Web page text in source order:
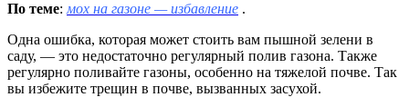
По теме: мох на газоне — избавление .
Одна ошибка, которая может стоить вам пышной зелени в
саду, — это недостаточно регулярный полив газона. Также
регулярно поливайте газоны, особенно на тяжелой почве. Так
вы избежите трещин в почве, вызванных засухой.